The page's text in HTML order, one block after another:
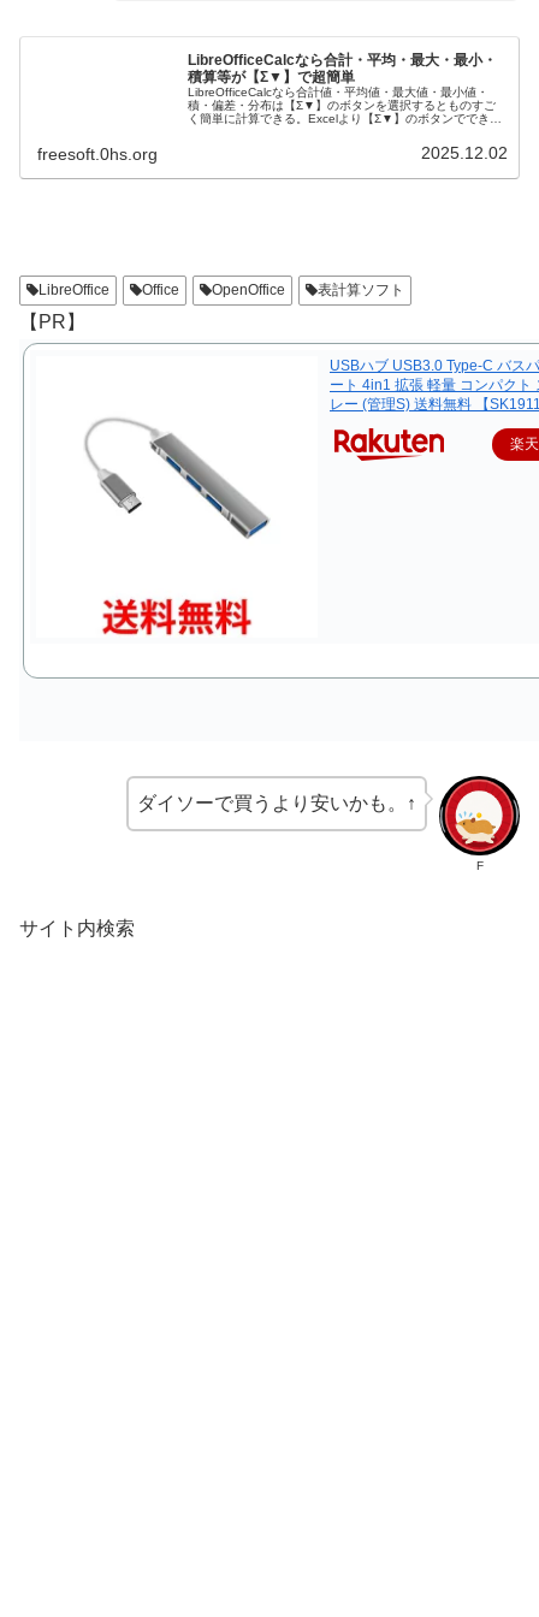
LibreOfficeCalcなら合計・平均・最大・最小・
積算等が【Σ▼】で超簡単
LibreOfficeCalcなら合計値・平均値・最大値・最小値・
積・偏差・分布は【Σ▼】のボタンを選択するとものすご
く簡単に計算できる。Excelより【Σ▼】のボタンでできる
freesoft.0hs.org 2025.12.02
LibreOffice Office OpenOffice 表計算ソフト
【PR】
USBハブ USB3.0 Type-C バス
ート 4in1 拡張 軽量 コンパクト
レー (管理S) 送料無料 【
楽
F
ダイソーで買うより安いかも。↑
サイト内検索